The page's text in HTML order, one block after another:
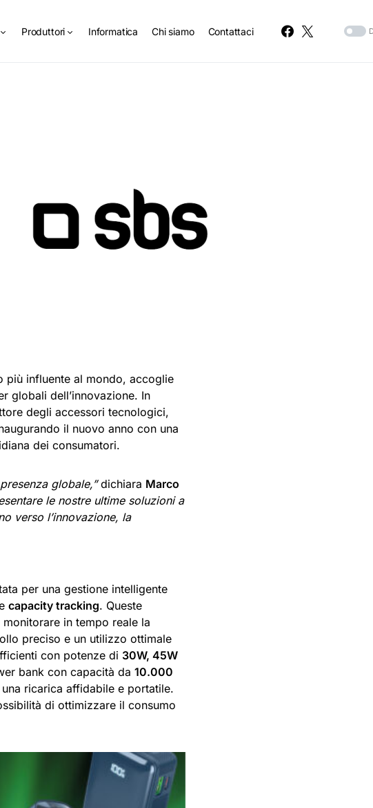
Produttori Informatica Chi siamo Contattaci
più influente al mondo, accoglie
globali dell’innovazione. In
degli accessori tecnologici,
il nuovo anno con una
dei consumatori.
globale,”dichiara Marco
le nostre ultime soluzioni a
verso l’innovazione, la
per una gestione intelligente
capacity tracking. Queste
in tempo reale la
preciso e un utilizzo ottimale
con potenze di 30W, 45W
bank con capacità da 10.000
ricarica affidabile e portatile.
di ottimizzare il consumo